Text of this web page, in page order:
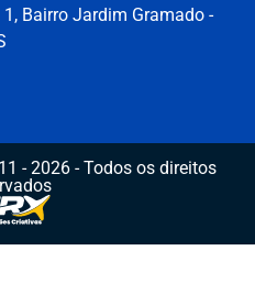
Bairro Jardim Gramado -
- 2026 - Todos os direitos